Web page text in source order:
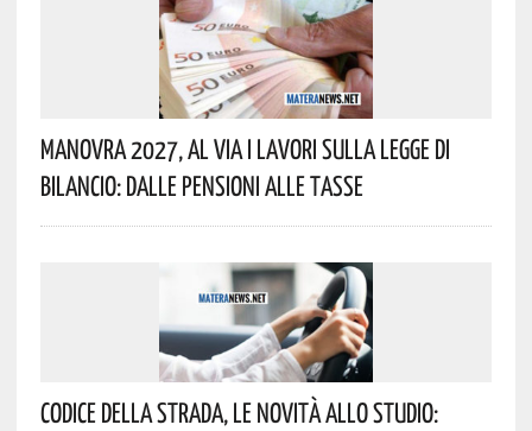
Manovra 2027, Al Via I Lavori Sulla Legge Di
Bilancio: Dalle Pensioni Alle Tasse
Codice Della Strada, Le Novità Allo Studio: